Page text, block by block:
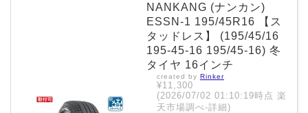
NANKANG (ナンカン)
ESSN-1 195/45R16 【ス
タッドレス】 (195/45/16
195-45-16 195/45-16) 冬
タイヤ 16インチ
created by Rinker
¥11,300
(2026/07/02 01:10:19時点 楽
天市場調べ-詳細)